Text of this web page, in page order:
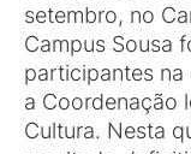
setembro, no
Campus Sousa
participantes na
a Coordenação
Cultura. Nesta